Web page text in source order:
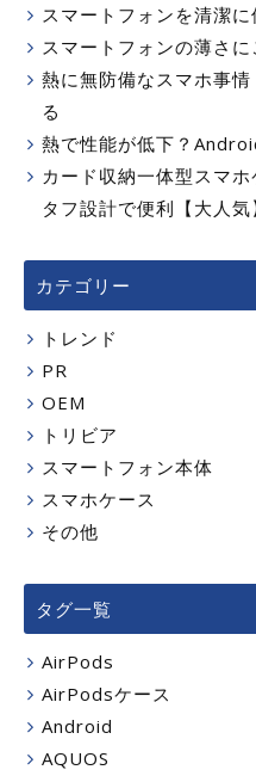
スマートフォンを清潔に
スマートフォンの薄さ
熱に無防備なスマホ事
る
熱で性能が低下？
カード収納一体型スマ
タフ設計で便利【大人気
カテゴリー
トレンド
PR
OEM
トリビア
スマートフォン本体
スマホケース
その他
タグ一覧
AirPods
AirPodsケース
Android
AQUOS